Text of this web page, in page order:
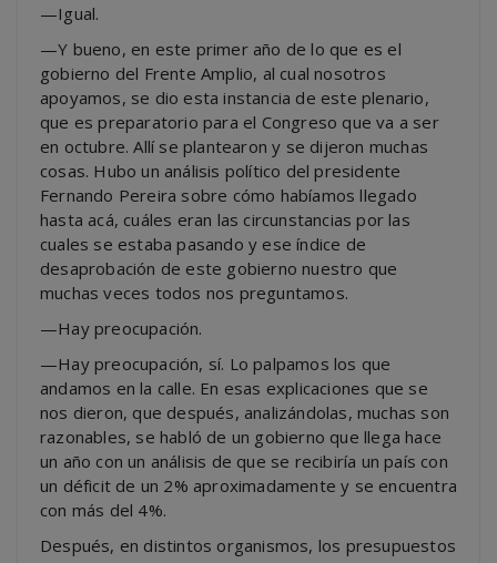
—Igual.
—Y bueno, en este primer año de lo que es el
gobierno del Frente Amplio, al cual nosotros
apoyamos, se dio esta instancia de este plenario,
que es preparatorio para el Congreso que va a ser
en octubre. Allí se plantearon y se dijeron muchas
cosas. Hubo un análisis político del presidente
Fernando Pereira sobre cómo habíamos llegado
hasta acá, cuáles eran las circunstancias por las
cuales se estaba pasando y ese índice de
desaprobación de este gobierno nuestro que
muchas veces todos nos preguntamos.
—Hay preocupación.
—Hay preocupación, sí. Lo palpamos los que
andamos en la calle. En esas explicaciones que se
nos dieron, que después, analizándolas, muchas son
razonables, se habló de un gobierno que llega hace
un año con un análisis de que se recibiría un país con
un déficit de un 2% aproximadamente y se encuentra
con más del 4%.
Después, en distintos organismos, los presupuestos